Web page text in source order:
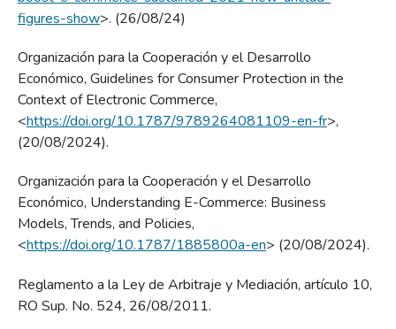
figures-show>. (26/08/24)
Organización para la Cooperación y el Desarrollo
Económico, Guidelines for Consumer Protection in the
Context of Electronic Commerce,
<https://doi.org/10.1787/9789264081109-en-fr>,
(20/08/2024).
Organización para la Cooperación y el Desarrollo
Económico, Understanding E-Commerce: Business
Models, Trends, and Policies,
<https://doi.org/10.1787/1885800a-en> (20/08/2024).
Reglamento a la Ley de Arbitraje y Mediación, artículo 10,
RO Sup. No. 524, 26/08/2011.